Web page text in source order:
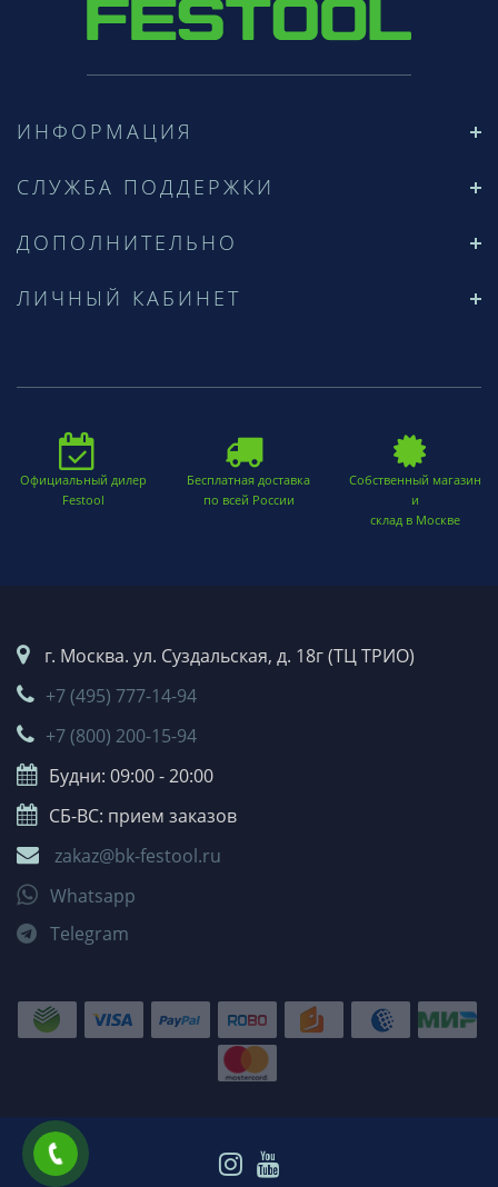
ИНФОРМАЦИЯ
СЛУЖБА ПОДДЕРЖКИ
ДОПОЛНИТЕЛЬНО
ЛИЧНЫЙ КАБИНЕТ
Официальный дилер
Festool
Бесплатная доставка
по всей России
Собственный магазин
и
склад в Москве
г. Москва. ул. Суздальская, д. 18г (ТЦ ТРИО)
+7 (495) 777-14-94
+7 (800) 200-15-94
Будни: 09:00 - 20:00
СБ-ВС: прием заказов
zakaz@bk-festool.ru
Whatsapp
Telegram